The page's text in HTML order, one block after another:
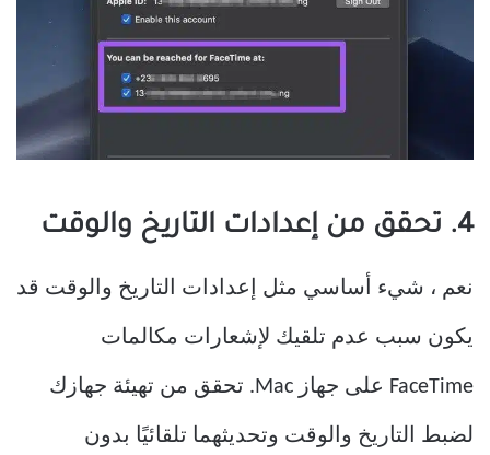
4. تحقق من إعدادات التاريخ والوقت
نعم ، شيء أساسي مثل إعدادات التاريخ والوقت قد
يكون سبب عدم تلقيك لإشعارات مكالمات
FaceTime على جهاز Mac. تحقق من تهيئة جهازك
لضبط التاريخ والوقت وتحديثهما تلقائيًا بدون